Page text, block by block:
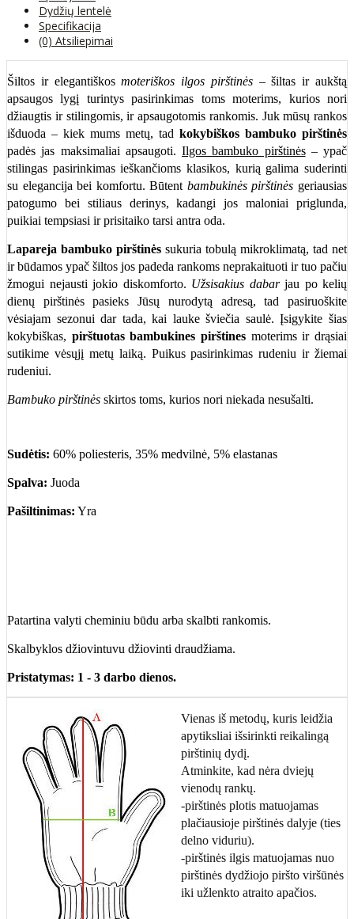
Dydžių lentelė
Specifikacija
(0) Atsiliepimai
Šiltos ir elegantiškosmoteriškos ilgos pirštinės– šiltas ir aukštą
apsaugos lygį turintys pasirinkimas toms moterims, kurios nori
džiaugtis ir stilingomis, ir apsaugotomis rankomis. Juk mūsų rankos
išduoda – kiek mums metų, tad kokybiškos bambuko pirštinės
padės jas maksimaliai apsaugoti. Ilgos bambuko pirštinės– ypač
stilingas pasirinkimas ieškančioms klasikos, kurią galima suderinti
su elegancija bei komfortu. Būtent bambukinės pirštinės geriausias
patogumo bei stiliaus derinys, kadangi jos maloniai priglunda,
puikiai tempsiasi ir prisitaiko tarsi antra oda.
Lapareja bambuko pirštinės sukuria tobulą mikroklimatą, tad net
ir būdamos ypač šiltos jos padeda rankoms neprakaituoti ir tuo pačiu
žmogui nejausti jokio diskomforto. Užsisakius dabarjau po kelių
dienų pirštinės pasieks Jūsų nurodytą adresą, tad pasiruoškite
vėsiajam sezonui dar tada, kai lauke šviečia saulė. Įsigykite šias
kokybiškas, pirštuotas bambukines pirštines moterims ir drąsiai
sutikime vėsųjį metų laiką. Puikus pasirinkimas rudeniu ir žiemai
rudeniui.
Bambuko pirštinės skirtos toms, kurios nori niekada nesušalti.
Sudėtis: 60% poliesteris, 35% medvilnė, 5% elastanas
Spalva: Juoda
Pašiltinimas: Yra
Patartina valyti cheminiu būdu arba skalbti rankomis.
Skalbyklos džiovintuvu džiovinti draudžiama.
Pristatymas: 1 - 3 darbo dienos.
Vienas iš metodų, kuris leidžia
apytiksliai išsirinkti reikalingą
pirštinių dydį.
Atminkite, kad nėra dviejų
vienodų rankų.
-pirštinės plotis matuojamas
plačiausioje pirštinės dalyje (ties
delno viduriu).
-pirštinės ilgis matuojamas nuo
pirštinės dydžiojo piršto viršūnės
iki užlenkto atraito apačios.